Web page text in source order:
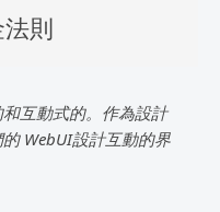
則
互動式的。作為設計
WebUI設計互動的界